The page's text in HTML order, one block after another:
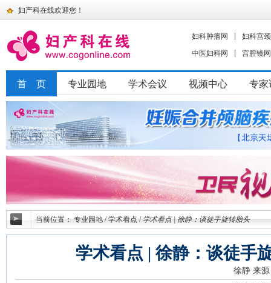
妇产科在线欢迎您！
妇科肿瘤网
妇科宫
中医妇科网
宫腔镜网
首 页 专业园地 学术会议 视频中心 专家
当前位置：专业园地 / 学术看点 / 学术看点 | 徐静：谈徒手旋转胎头
学术看点 | 徐静：谈徒手
徐静 来